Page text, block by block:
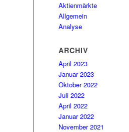
Aktienmärkte
Allgemein
Analyse
ARCHIV
April 2023
Januar 2023
Oktober 2022
Juli 2022
April 2022
Januar 2022
November 2021